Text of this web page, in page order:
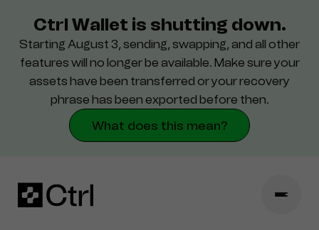
Ctrl Wallet is shutting down.
Starting August 3, sending, swapping, and all other
features will no longer be available. Make sure your
assets have been transferred or your recovery
phrase has been exported before then.
What does this mean?
Configurações
Segurança